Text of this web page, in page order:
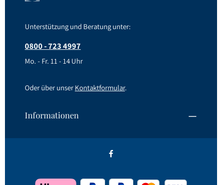
Unterstützung und Beratung unter:
0800 - 723 4997
Mo. - Fr. 11 - 14 Uhr
Oder über unser Kontaktformular.
Informationen